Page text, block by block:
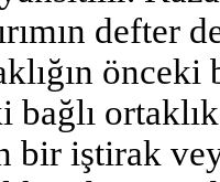
defter
önceki
bağlı
bir iştirak